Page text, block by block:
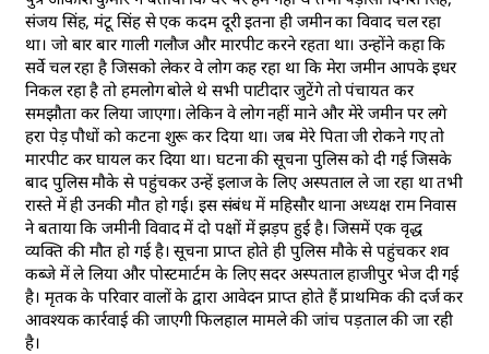
संजय सिंह, मंटू सिंह से एक कदम दूरी इतना ही जमीन का विवाद चल रहा
था। जो बार बार गाली गलौज और मारपीट करने रहता था। उन्होंने कहा कि
सर्वे चल रहा है जिसको लेकर वे लोग कह रहा था कि मेरा जमीन आपके इधर
निकल रहा है तो हमलोग बोले थे सभी पाटीदार जुटेंगे तो पंचायत कर
समझौता कर लिया जाएगा। लेकिन वे लोग नहीं माने और मेरे जमीन पर लगे
हरा पेड़ पौधों को कटना शुरू कर दिया था। जब मेरे पिता जी रोकने गए तो
मारपीट कर घायल कर दिया था। घटना की सूचना पुलिस को दी गई जिसके
बाद पुलिस मौके से पहुंचकर उन्हें इलाज के लिए अस्पताल ले जा रहा था तभी
रास्ते में ही उनकी मौत हो गई। इस संबंध में महिसौर थाना अध्यक्ष राम निवास
ने बताया कि जमीनी विवाद में दो पक्षों में झड़प हुई है। जिसमें एक वृद्ध
व्यक्ति की मौत हो गई है। सूचना प्राप्त होते ही पुलिस मौके से पहुंचकर शव
कब्जे में ले लिया और पोस्टमार्टम के लिए सदर अस्पताल हाजीपुर भेज दी गई
है। मृतक के परिवार वालों के द्वारा आवेदन प्राप्त होते हैं प्राथमिक की दर्ज कर
आवश्यक कार्रवाई की जाएगी फिलहाल मामले की जांच पड़ताल की जा रही
है।